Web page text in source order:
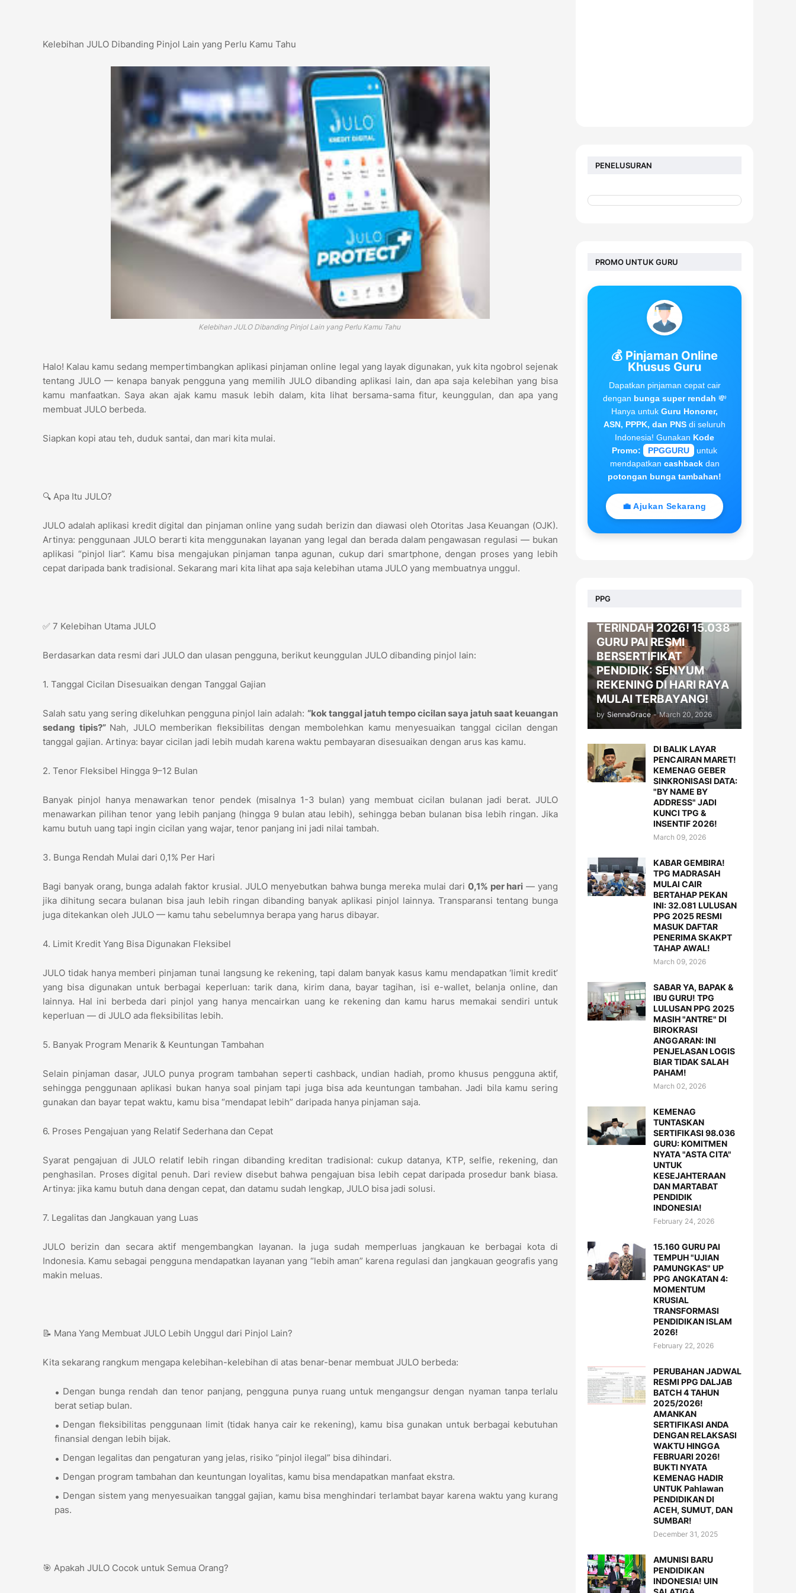
Kelebihan JULO Dibanding Pinjol Lain yang Perlu Kamu Tahu
Kelebihan JULO Dibanding Pinjol Lain yang Perlu Kamu Tahu
Halo! Kalau kamu sedang mempertimbangkan aplikasi pinjaman online legal yang layak digunakan, yuk kita ngobrol sejenak
tentang JULO — kenapa banyak pengguna yang memilih JULO dibanding aplikasi lain, dan apa saja kelebihan yang bisa
kamu manfaatkan. Saya akan ajak kamu masuk lebih dalam, kita lihat bersama-sama fitur, keunggulan, dan apa yang
membuat JULO berbeda.
Siapkan kopi atau teh, duduk santai, dan mari kita mulai.
🔍 Apa Itu JULO?
JULO adalah aplikasi kredit digital dan pinjaman online yang sudah berizin dan diawasi oleh Otoritas Jasa Keuangan (OJK).
Artinya: penggunaan JULO berarti kita menggunakan layanan yang legal dan berada dalam pengawasan regulasi — bukan
aplikasi “pinjol liar”. Kamu bisa mengajukan pinjaman tanpa agunan, cukup dari smartphone, dengan proses yang lebih
cepat daripada bank tradisional. Sekarang mari kita lihat apa saja kelebihan utama JULO yang membuatnya unggul.
✅ 7 Kelebihan Utama JULO
Berdasarkan data resmi dari JULO dan ulasan pengguna, berikut keunggulan JULO dibanding pinjol lain:
1. Tanggal Cicilan Disesuaikan dengan Tanggal Gajian
Salah satu yang sering dikeluhkan pengguna pinjol lain adalah: “kok tanggal jatuh tempo cicilan saya jatuh saat keuangan
sedang tipis?” Nah, JULO memberikan fleksibilitas dengan membolehkan kamu menyesuaikan tanggal cicilan dengan
tanggal gajian. Artinya: bayar cicilan jadi lebih mudah karena waktu pembayaran disesuaikan dengan arus kas kamu.
2. Tenor Fleksibel Hingga 9–12 Bulan
Banyak pinjol hanya menawarkan tenor pendek (misalnya 1-3 bulan) yang membuat cicilan bulanan jadi berat. JULO
menawarkan pilihan tenor yang lebih panjang (hingga 9 bulan atau lebih), sehingga beban bulanan bisa lebih ringan. Jika
kamu butuh uang tapi ingin cicilan yang wajar, tenor panjang ini jadi nilai tambah.
3. Bunga Rendah Mulai dari 0,1% Per Hari
Bagi banyak orang, bunga adalah faktor krusial. JULO menyebutkan bahwa bunga mereka mulai dari 0,1% per hari — yang
jika dihitung secara bulanan bisa jauh lebih ringan dibanding banyak aplikasi pinjol lainnya. Transparansi tentang bunga
juga ditekankan oleh JULO — kamu tahu sebelumnya berapa yang harus dibayar.
4. Limit Kredit Yang Bisa Digunakan Fleksibel
JULO tidak hanya memberi pinjaman tunai langsung ke rekening, tapi dalam banyak kasus kamu mendapatkan ‘limit kredit’
yang bisa digunakan untuk berbagai keperluan: tarik dana, kirim dana, bayar tagihan, isi e-wallet, belanja online, dan
lainnya. Hal ini berbeda dari pinjol yang hanya mencairkan uang ke rekening dan kamu harus memakai sendiri untuk
keperluan — di JULO ada fleksibilitas lebih.
5. Banyak Program Menarik & Keuntungan Tambahan
Selain pinjaman dasar, JULO punya program tambahan seperti cashback, undian hadiah, promo khusus pengguna aktif,
sehingga penggunaan aplikasi bukan hanya soal pinjam tapi juga bisa ada keuntungan tambahan. Jadi bila kamu sering
gunakan dan bayar tepat waktu, kamu bisa “mendapat lebih” daripada hanya pinjaman saja.
6. Proses Pengajuan yang Relatif Sederhana dan Cepat
Syarat pengajuan di JULO relatif lebih ringan dibanding kreditan tradisional: cukup datanya, KTP, selfie, rekening, dan
penghasilan. Proses digital penuh. Dari review disebut bahwa pengajuan bisa lebih cepat daripada prosedur bank biasa.
Artinya: jika kamu butuh dana dengan cepat, dan datamu sudah lengkap, JULO bisa jadi solusi.
7. Legalitas dan Jangkauan yang Luas
JULO berizin dan secara aktif mengembangkan layanan. Ia juga sudah memperluas jangkauan ke berbagai kota di
Indonesia. Kamu sebagai pengguna mendapatkan layanan yang “lebih aman” karena regulasi dan jangkauan geografis yang
makin meluas.
📝 Mana Yang Membuat JULO Lebih Unggul dari Pinjol Lain?
Kita sekarang rangkum mengapa kelebihan-kelebihan di atas benar-benar membuat JULO berbeda:
Dengan bunga rendah dan tenor panjang, pengguna punya ruang untuk mengangsur dengan nyaman tanpa terlalu
berat setiap bulan.
Dengan fleksibilitas penggunaan limit (tidak hanya cair ke rekening), kamu bisa gunakan untuk berbagai kebutuhan
finansial dengan lebih bijak.
Dengan legalitas dan pengaturan yang jelas, risiko “pinjol ilegal” bisa dihindari.
Dengan program tambahan dan keuntungan loyalitas, kamu bisa mendapatkan manfaat ekstra.
Dengan sistem yang menyesuaikan tanggal gajian, kamu bisa menghindari terlambat bayar karena waktu yang kurang
pas.
🎯 Apakah JULO Cocok untuk Semua Orang?
PENELUSURAN
PROMO UNTUK GURU
💰 Pinjaman Online
Khusus Guru
Dapatkan pinjaman cepat cair
dengan bunga super rendah 💸
Hanya untuk Guru Honorer,
ASN, PPPK, dan PNS di seluruh
Indonesia! Gunakan Kode
Promo:
PPGGURU
untuk
mendapatkan cashbackdan
potongan bunga tambahan!
💼 Ajukan Sekarang
PPG
BERITA
TERINDAH 2026! 15.038
GURU PAI RESMI
BERSERTIFIKAT
PENDIDIK: SENYUM
REKENING DI HARI RAYA
MULAI TERBAYANG!
by SiennaGrace - March 20, 2026
DI BALIK LAYAR
PENCAIRAN MARET!
KEMENAG GEBER
SINKRONISASI DATA:
"BY NAME BY
ADDRESS" JADI
KUNCI TPG &
INSENTIF 2026!
March 09, 2026
KABAR GEMBIRA!
TPG MADRASAH
MULAI CAIR
BERTAHAP PEKAN
INI: 32.081 LULUSAN
PPG 2025 RESMI
MASUK DAFTAR
PENERIMA SKAKPT
TAHAP AWAL!
March 09, 2026
SABAR YA, BAPAK &
IBU GURU! TPG
LULUSAN PPG 2025
MASIH "ANTRE" DI
BIROKRASI
ANGGARAN: INI
PENJELASAN LOGIS
BIAR TIDAK SALAH
PAHAM!
March 02, 2026
KEMENAG
TUNTASKAN
SERTIFIKASI 98.036
GURU: KOMITMEN
NYATA "ASTA CITA"
UNTUK
KESEJAHTERAAN
DAN MARTABAT
PENDIDIK
INDONESIA!
February 24, 2026
15.160 GURU PAI
TEMPUH "UJIAN
PAMUNGKAS" UP
PPG ANGKATAN 4:
MOMENTUM
KRUSIAL
TRANSFORMASI
PENDIDIKAN ISLAM
2026!
February 22, 2026
PERUBAHAN JADWAL
RESMI PPG DALJAB
BATCH 4 TAHUN
2025/2026!
AMANKAN
SERTIFIKASI ANDA
DENGAN RELAKSASI
WAKTU HINGGA
FEBRUARI 2026!
BUKTI NYATA
KEMENAG HADIR
UNTUK Pahlawan
PENDIDIKAN DI
ACEH, SUMUT, DAN
SUMBAR!
December 31, 2025
AMUNISI BARU
PENDIDIKAN
INDONESIA! UIN